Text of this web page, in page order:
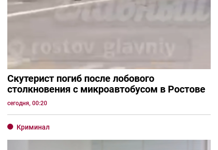
Скутерист погиб после лобового
столкновения с микроавтобусом в Ростове
сегодня, 00:20
Криминал